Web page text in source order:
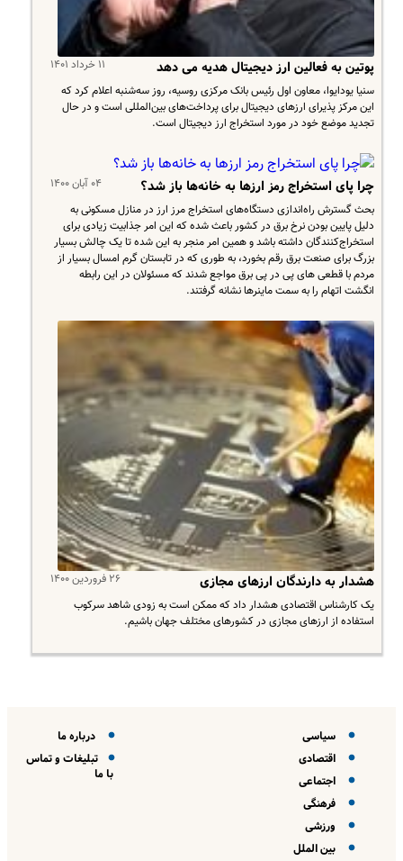
۱۱ خرداد ۱۴۰۱ پوتین به فعالین ارز دیجیتال هدیه می دهد
سنیا یودایوا، معاون اول رئیس بانک مرکزی روسیه، روز سه‌شنبه اعلام کرد که
این مرکز پذیرای ارزهای دیجیتال برای پرداخت‌های بین‌المللی است و در حال
تجدید موضع خود در مورد استخراج ارز دیجیتال است.
۰۴ آبان ۱۴۰۰ چرا پای استخراج رمز ارزها به خانه‌ها باز شد؟
بحث گسترش راه‌اندازی دستگاه‌های استخراج مرز ارز در منازل مسکونی به
دلیل پایین بودن نرخ برق در کشور باعث شده که این امر جذابیت زیادی برای
استخراج‌کنندگان داشته باشد و همین امر منجر به این شده تا یک چالش بسیار
بزرگ برای صنعت برق رقم بخورد، به طوری که در تابستان گرم امسال بسیار از
مردم با قطعی های پی در پی برق مواجع شدند که مسئولان در این رابطه
انگشت اتهام را به سمت ماینرها نشانه گرفتند.
۲۶ فروردین ۱۴۰۰ هشدار به دارندگان ارزهای مجازی
یک کارشناس اقتصادی هشدار داد که ممکن است به زودی شاهد سرکوب
استفاده از ارزهای مجازی در کشورهای مختلف جهان باشیم.
سیاسی
اقتصادی
اجتماعی
فرهنگی
ورزشی
بین الملل
درباره ما
تبلیغات و تماس
با ما